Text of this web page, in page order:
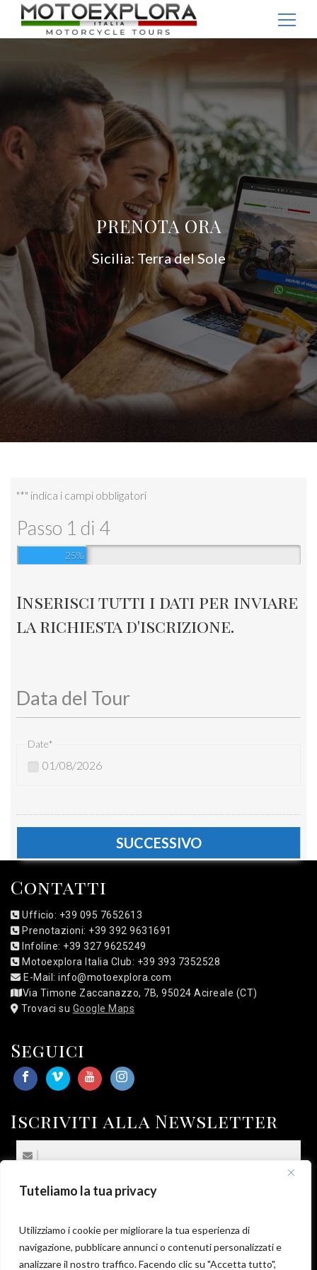
Tuteliamo la tua privacy
Utilizziamo i cookie per migliorare la tua esperienza di
navigazione, pubblicare annunci o contenuti personalizzati e
analizzare il nostro traffico. Facendo clic su "Accetta tutto",
PRENOTA ORA
Sicilia: Terra del Sole
"*" indica i campi obbligatori
Passo 1 di 4
25%
Inserisci tutti i dati per inviare
la richiesta d'iscrizione.
Data del Tour
Date*
01/08/2026
Contatti
Ufficio: +39 095 7652613
Prenotazioni: +39 392 9631691
Infoline: +39 327 9625249
Motoexplora Italia Club: +39 393 7352528
E-Mail: info@motoexplora.com
Via Timone Zaccanazzo, 7B, 95024 Acireale (CT)
Trovaci su Google Maps
Seguici
Iscriviti alla Newsletter
(*) Sottoscrivo la Privacy Policy
Passaggio